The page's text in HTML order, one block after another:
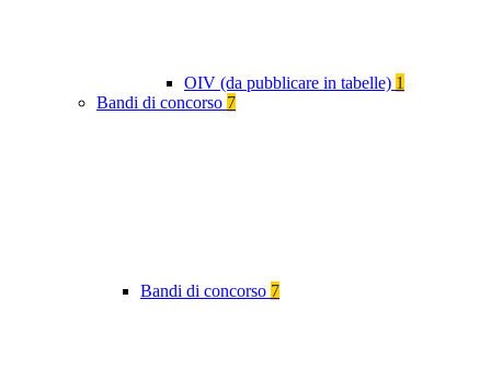
OIV (da pubblicare in tabelle) 1
Bandi di concorso 7
Bandi di concorso 7